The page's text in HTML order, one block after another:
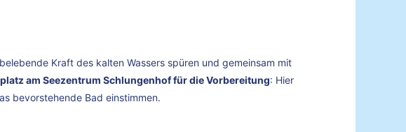
Kraft des kalten Wassers spüren und gemeinsam mit
am Seezentrum Schlungenhof für die Vorbereitung: Hier
bevorstehende Bad einstimmen.